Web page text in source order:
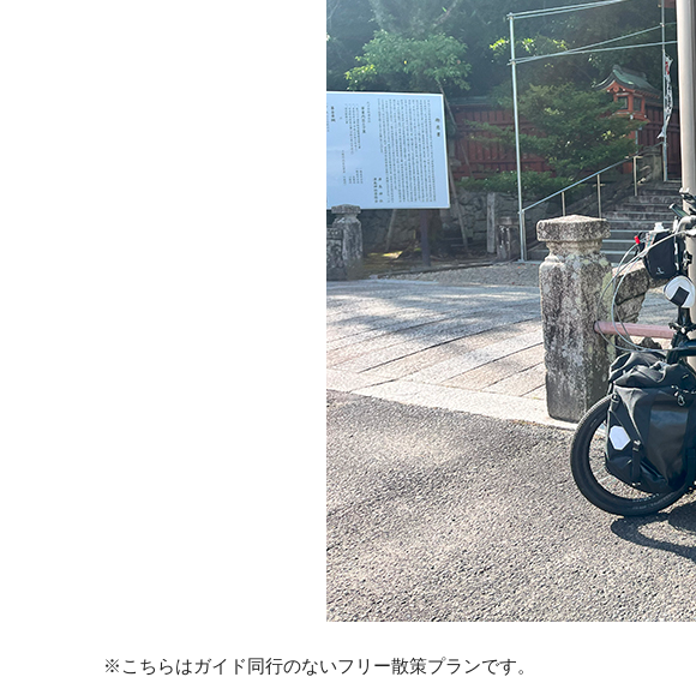
※こちらはガイド同行のないフリー散策プランです。